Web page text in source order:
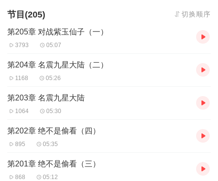
节目(205) 切换顺序
第205章 对战紫玉仙子（一）
3793 05:07
第204章 名震九星大陆（二）
1168 05:26
第203章 名震九星大陆
1064 05:30
第202章 绝不是偷看（四）
895 05:35
第201章 绝不是偷看（三）
868 05:12